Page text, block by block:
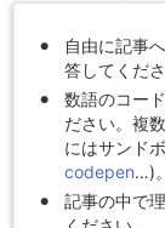
自由に記事
答してくださ
数語のコー
ださい。複
にはサンド
codepen…)。
記事の中で